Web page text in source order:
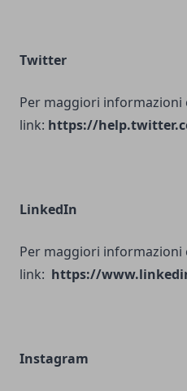
Twitter
Per maggiori informazioni
link: https://
LinkedIn
Per maggiori informazioni
link: https://
Instagram